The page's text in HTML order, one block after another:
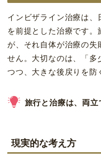
インビザライン治療は、
を前提とした治療です
が、それ自体が治療の失
せん。大切なのは、「多
つつ、大きな後戻りを防
旅行と治療は、両立
現実的な考え方